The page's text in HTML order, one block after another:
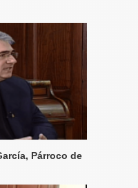
Párroco de